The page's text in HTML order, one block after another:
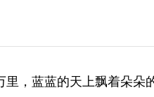
，蓝蓝的天上飘着朵朵